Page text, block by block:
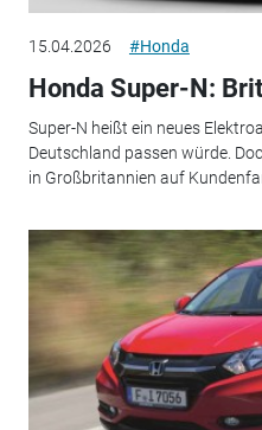
15.04.2026 #Honda
Honda Super-N:
Super-N heißt ein neues
Deutschland passen würde.
in Großbritannien auf